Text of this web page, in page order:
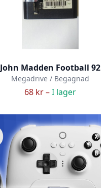
John Madden Football 92
Megadrive / Begagnad
68 kr –I lager